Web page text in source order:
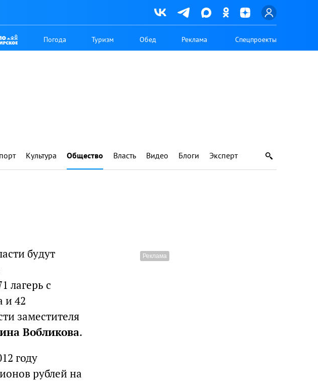
Погода Туризм Обед Реклама Спецпроекты
Культура Общество Власть Видео Блоги Эксперт
будут
лагерь с
и 42
заместителя
Вобликова.
году
рублей на